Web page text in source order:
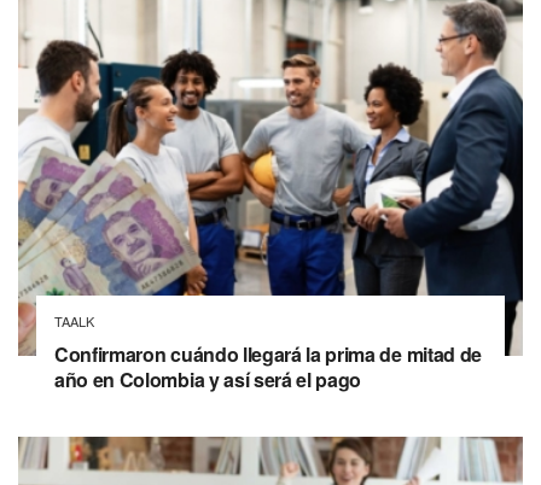
TAALK
Confirmaron cuándo llegará la prima de mitad de
año en Colombia y así será el pago